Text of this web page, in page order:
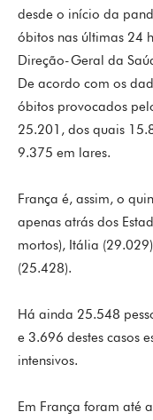
desde o início da
óbitos nas últimas 24
Direção-Geral da
De acordo com os
óbitos provocados
25.201, dos quais
9.375 em lares.
França é, assim, o
apenas atrás dos
mortos), Itália
(25.428).
Há ainda 25.548
e 3.696 destes casos
intensivos.
Em França foram até